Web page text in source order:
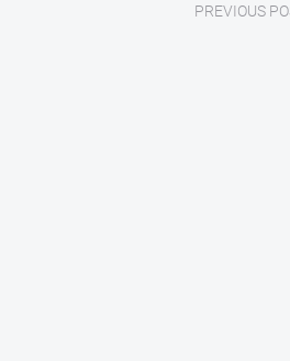
PREVIOUS